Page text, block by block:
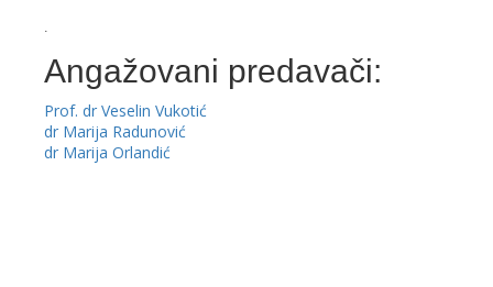
.
Angažovani predavači:
Prof. dr Veselin Vukotić
dr Marija Radunović
dr Marija Orlandić